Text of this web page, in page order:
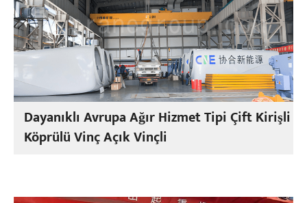
Dayanıklı Avrupa Ağır Hizmet Tipi Çift Kirişli
Köprülü Vinç Açık Vinçli